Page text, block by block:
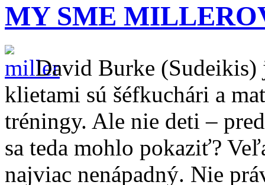
MY SME
David Burke (Sudeikis)
klietami sú šéfkuchári a
tréningy. Ale nie deti –
sa teda mohlo pokaziť?
najviac nenápadný. Nie